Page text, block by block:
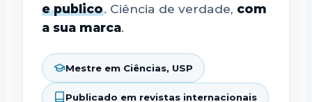
e publico. Ciência de verdade, com
a sua marca.
Mestre em Ciências, USP
Publicado em revistas internacionais